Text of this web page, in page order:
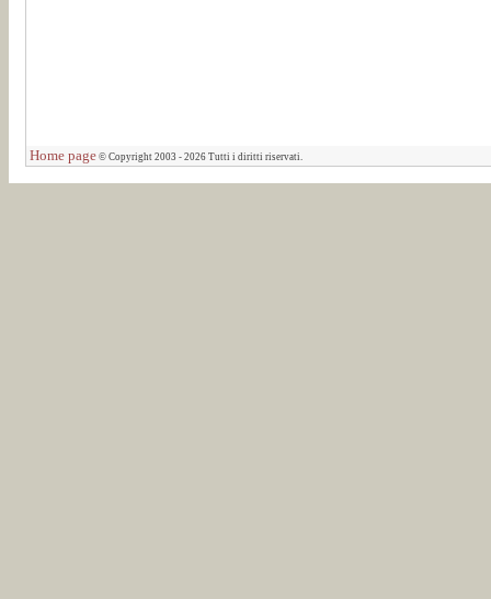
Home page © Copyright 2003 - 2026 Tutti i diritti riservati.